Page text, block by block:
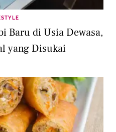
Baru di Usia Dewasa,
yang Disukai